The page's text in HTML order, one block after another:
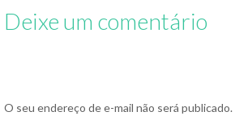
Deixe um comentário
O seu endereço de e-mail não será publicado.